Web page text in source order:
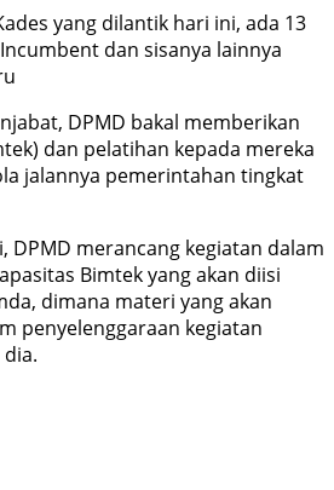
yang dilantik hari ini, ada 13
dan sisanya lainnya
DPMD bakal memberikan
dan pelatihan kepada mereka
jalannya pemerintahan tingkat
DPMD merancang kegiatan dalam
Bimtek yang akan diisi
dimana materi yang akan
penyelenggaraan kegiatan